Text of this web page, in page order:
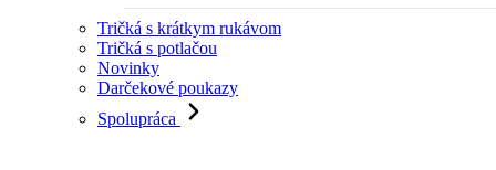
Tričká s krátkym rukávom
Tričká s potlačou
Novinky
Darčekové poukazy
Spolupráca